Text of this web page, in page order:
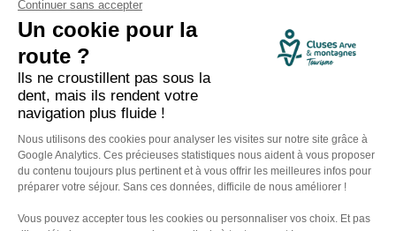
Comment venir ?
Made with by IRIS Interactive
Mentions légales - Politique de confidentialité
Accessibilité numérique
conditions d'utilisationde Google s'appliquent.